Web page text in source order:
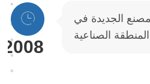
2008
الجديدة في
المنطقة الصناعية